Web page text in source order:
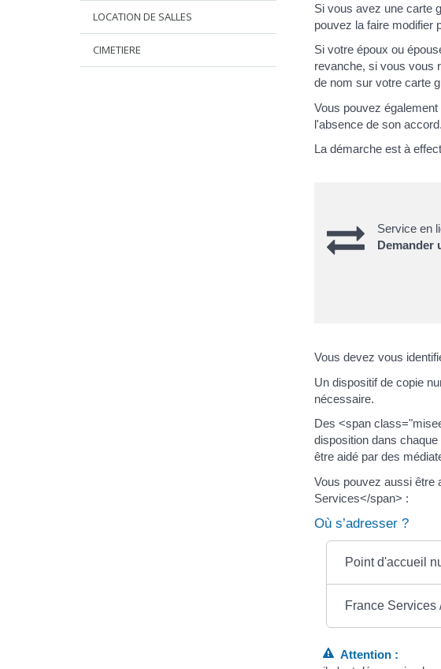
LOCATION DE SALLES
CIMETIERE
Si vous avez une carte
pouvez la faire modifier
Si votre époux ou
revanche, si vous vous
de nom sur votre carte
Vous pouvez
l'absence de son
La démarche est à
Service en
Demander
Vous devez vous
Un dispositif de copie
nécessaire.
Des <span
disposition dans
être aidé par des
Vous pouvez aussi être
Services</span> :
Où s’adresser ?
Point d'accueil
France
Attention :